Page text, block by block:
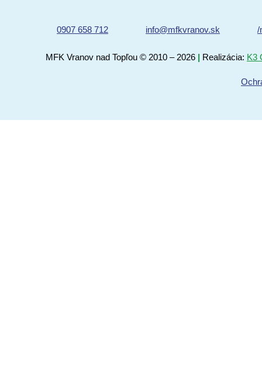
0907 658 712 info@mfkvranov.sk /
MFK Vranov nad Topľou © 2010 – 2026 | Realizácia: K3